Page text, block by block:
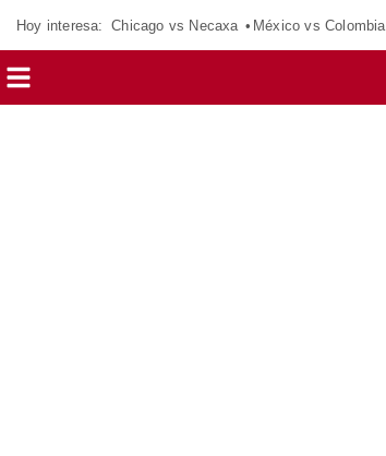
Hoy interesa: Chicago vs Necaxa México vs Colombia